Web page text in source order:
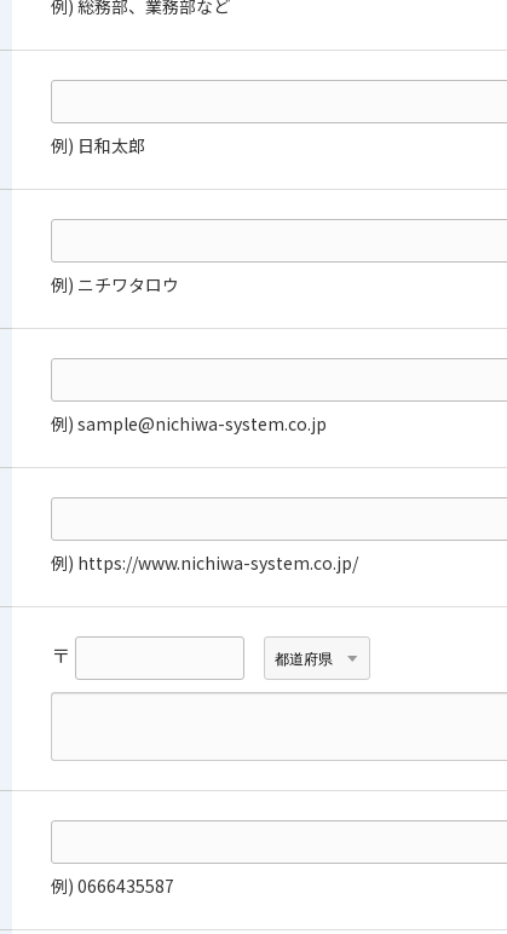
例) 総務部、業務部など
例) 日和太郎
例) ニチワタロウ
例) sample@nichiwa-system.co.jp
例) https://www.nichiwa-system.co.jp/
〒
例) 0666435587